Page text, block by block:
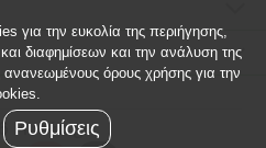
Plus4u.gr
για την ευκολία της περιήγησης,
διαφημίσεων και την ανάλυση της
ανανεωμένους όρους χρήσης για την
Ρυθμίσεις